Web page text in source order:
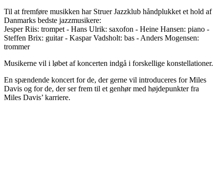
Til at fremføre musikken har Struer Jazzklub håndplukket et hold af
Danmarks bedste jazzmusikere:
Jesper Riis: trompet - Hans Ulrik: saxofon - Heine Hansen: piano -
Steffen Brix: guitar - Kaspar Vadsholt: bas - Anders Mogensen:
trommer
Musikerne vil i løbet af koncerten indgå i forskellige konstellationer.
En spændende koncert for de, der gerne vil introduceres for Miles
Davis og for de, der ser frem til et genhør med højdepunkter fra
Miles Davis’ karriere.